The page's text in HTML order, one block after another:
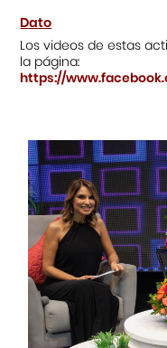
Dato
Los videos de estas
la página:
https://